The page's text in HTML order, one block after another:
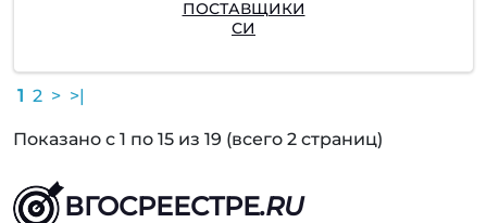
ПОСТАВЩИКИ
СИ
1 2 > >|
Показано с 1 по 15 из 19 (всего 2 страниц)
ВГОСРЕЕСТРЕ.RU